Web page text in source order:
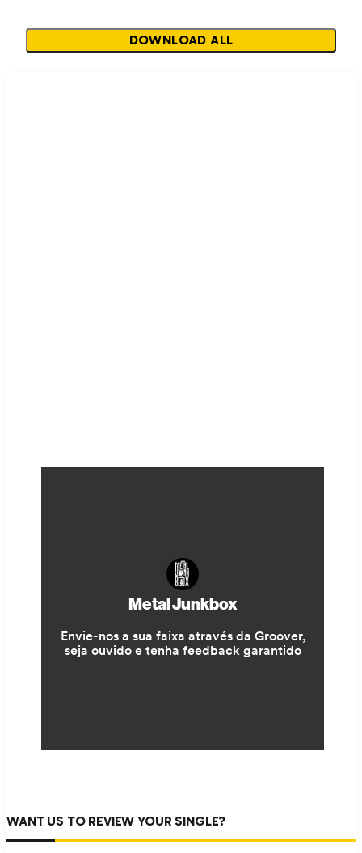
DOWNLOAD ALL
WANT US TO REVIEW YOUR SINGLE?